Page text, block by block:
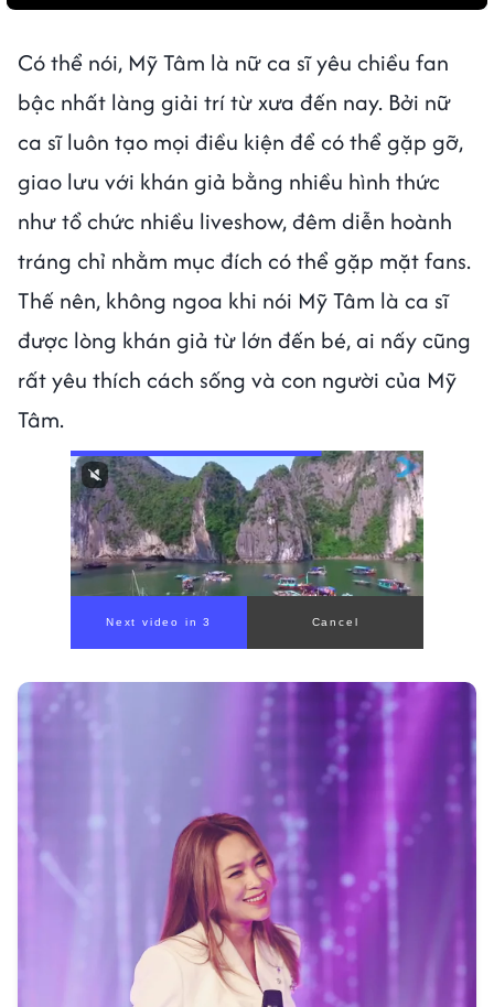
Có thể nói, Mỹ Tâm là nữ ca sĩ yêu chiều fan
bậc nhất làng giải trí từ xưa đến nay. Bởi nữ
ca sĩ luôn tạo mọi điều kiện để có thể gặp gỡ,
giao lưu với khán giả bằng nhiều hình thức
như tổ chức nhiều liveshow, đêm diễn hoành
tráng chỉ nhằm mục đích có thể gặp mặt fans.
Thế nên, không ngoa khi nói Mỹ Tâm là ca sĩ
được lòng khán giả từ lớn đến bé, ai nấy cũng
rất yêu thích cách sống và con người của Mỹ
Tâm.